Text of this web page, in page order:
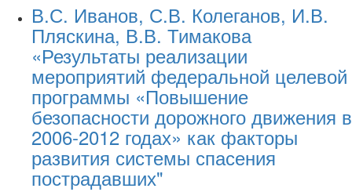
В.С. Иванов, С.В. Колеганов, И.В.
Пляскина, В.В. Тимакова
«Результаты реализации
мероприятий федеральной целевой
программы «Повышение
безопасности дорожного движения в
2006-2012 годах» как факторы
развития системы спасения
пострадавших"